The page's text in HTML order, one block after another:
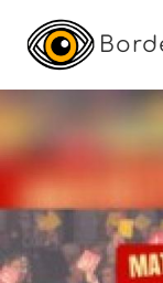
Du mercredi
partir de 20h30
MATCH
L'Estrade ,